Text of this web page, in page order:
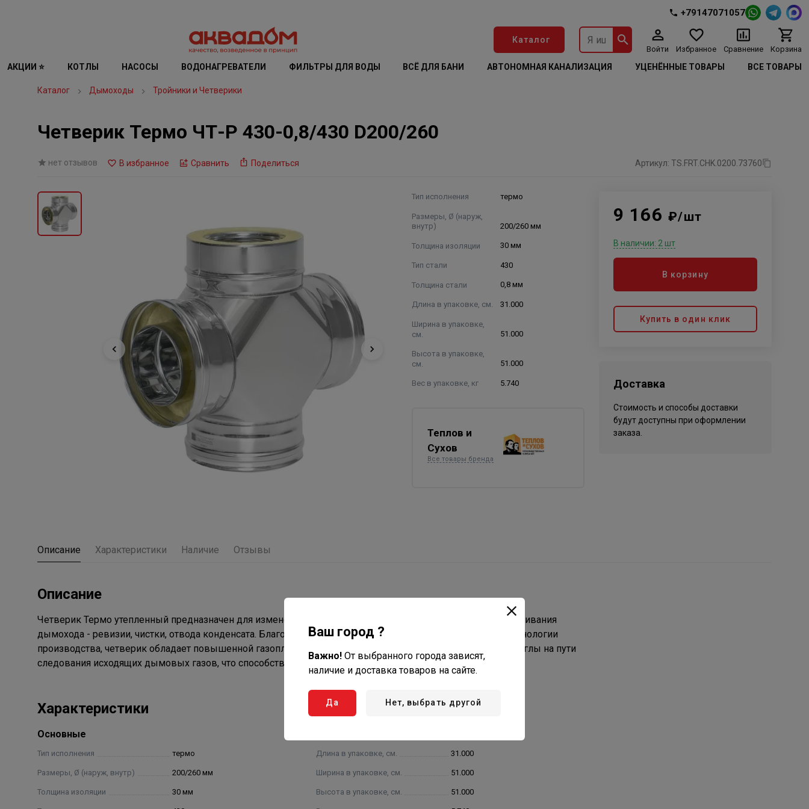
+79147071057
Каталог
Войти Избранное Сравнение Корзина
АКЦИИ ⭐ КОТЛЫ НАСОСЫ ВОДОНАГРЕВАТЕЛИ ФИЛЬТРЫ ДЛЯ ВОДЫ ВСЁ ДЛЯ БАНИ АВТОНОМНАЯ КАНАЛИЗАЦИЯ УЦЕНЁННЫЕ ТОВАРЫ ВСЕ ТОВАРЫ
Каталог Дымоходы Тройники и Четверики
Четверик Термо ЧТ-Р 430-0,8/430 D200/260
нет отзывов В избранное Сравнить Поделиться Артикул: TS.FRT.CHK.0200.73760
Тип исполнения термо
Размеры, Ø (наруж,
внутр)
200/260 мм
Толщина изоляции 30 мм
Тип стали 430
Толщина стали 0,8 мм
Длина в упаковке, см. 31.000
Ширина в упаковке,
см.
51.000
Высота в упаковке,
см.
51.000
Вес в упаковке, кг 5.740
Теплов и
Сухов
Все товары бренда
9 166 ₽/шт
В наличии: 2 шт
В корзину
Купить в один клик
Доставка
Стоимость и способы доставки
будут доступны при оформлении
заказа.
Описание Характеристики Наличие Отзывы
Описание
Четверик Термо утепленный предназначен для изменения направления дымового канала на 87* и обслуживания
дымохода - ревизии, чистки, отвода конденсата. Благодаря особенностям конструкции и применяемой технологии
производства, четверик обладает повышенной газоплотностью, в дымовом канале отсутствуют прямые углы на пути
следования исходящих дымовых газов, что способствует улучшенной тяге дымохода.
Характеристики
Основные
Тип исполнения термо
Размеры, Ø (наруж, внутр) 200/260 мм
Толщина изоляции 30 мм
Длина в упаковке, см. 31.000
Ширина в упаковке, см. 51.000
Высота в упаковке, см. 51.000
Ваш город ?
Важно! От выбранного города зависят,
наличие и доставка товаров на сайте.
Да Нет, выбрать другой